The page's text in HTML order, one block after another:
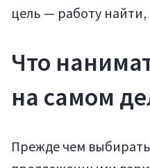
цель — работу найти,
Что
на самом
Прежде чем